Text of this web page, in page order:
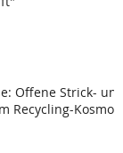
Offene Strick- und
Recycling-Kosmos